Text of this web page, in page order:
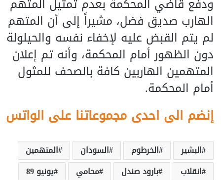
ودفع قاضي المحكمة بعدم تمثيل المتهم
الهارب صديق فضل، مشيراً إلى أن المتهم
لم يتم القبض عليه لإخفاء نفسه والحيلولة
دون الظهور أمام المحكمة، وأنه تم إعلان
المتهمين الهاربين كافة بالصحف للمثول
أمام المحكمة.
إنضم الى احدى مجموعاتنا على الواتس
البشير الخرطوم السودان
المتهمين
انقلاب
بارود صندل محامي يونيو 89